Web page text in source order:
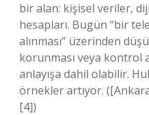
bir alan: kişisel veriler,
hesapları. Bugün “bir
alınması” üzerinden
korunması veya kontrol
anlayışa dahil olabilir.
örnekler artıyor.
[4])